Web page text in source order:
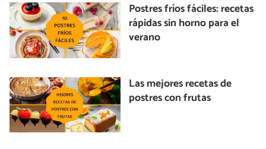
Postres fríos fáciles: recetas
rápidas sin horno para el
verano
Las mejores recetas de
postres con frutas